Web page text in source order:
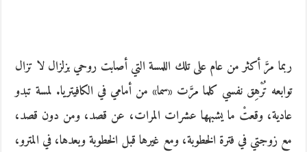
ربما مرَّ أكثر من عام على تلك اللمسة التي أصابت روحي بزلزال لا تزال
توابعه تُرْهِق نفسي كلما مرَّت «سما» من أمامي في الكافيتريا. لمسة تبدو
عادية، وقعتْ ما يشبهها عشرات المرات، عن قصد، ومن دون قصد،
مع زوجتي في فترة الخطوبة، ومع غيرها قبل الخطوبة وبعدها، في المترو،